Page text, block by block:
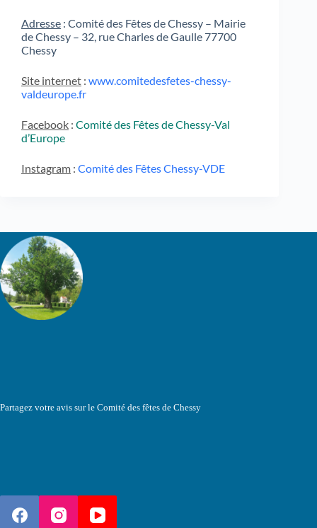
Adresse : Comité des Fêtes de Chessy – Mairie
de Chessy – 32, rue Charles de Gaulle 77700
Chessy
Site internet : www.comitedesfetes-chessy-
valdeurope.fr
Facebook : Comité des Fêtes de Chessy-Val
d’Europe
Instagram : Comité des Fêtes Chessy-VDE
Partagez votre avis sur le Comité des fêtes de Chessy